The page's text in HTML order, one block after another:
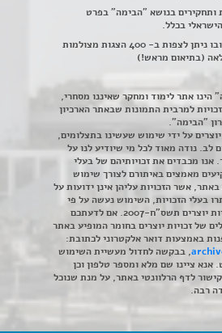
ותחקירים בנושא "הבימה" בפרט
בכלל.
חדר הצפייה מרווח ובו ניתן לצפות ב- 400 הצגות מצולמות
(בתיאום מראש!)
הינו אתר לימוד ומחקר שאיננו מסחרי,
למרבית התמונות שבאתר הארכיון
"הבימה".
יוצרים על ידי שימוש שעשינו בתצלומים,
נודה מאוד לכל מי שיודיע לנו על
אנו מכבדים את זכויותיהם של בעלי
מאמצים באיתורם לצורך שימוש
אשר הזכויות עליהן אינן ידועות על
בעלי הזכויות, השימוש נעשה על פי
סעיף 27א לחוק זכויות יוצרים תשס"ח-2007. אם לדעתכם
של זכויות יוצרים בחומר המופיע באתר
באמצעות דואר אלקטרוני לכתובת:
, בבקשה לחדול מעשיית השימוש
אנא ציינו שם מלא ומספר טלפון וכן
לדף הרלוונטי באתר, על מנת שנוכל
רבה.